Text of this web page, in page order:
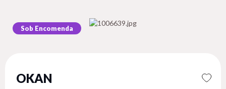
Sob Encomenda
OKAN